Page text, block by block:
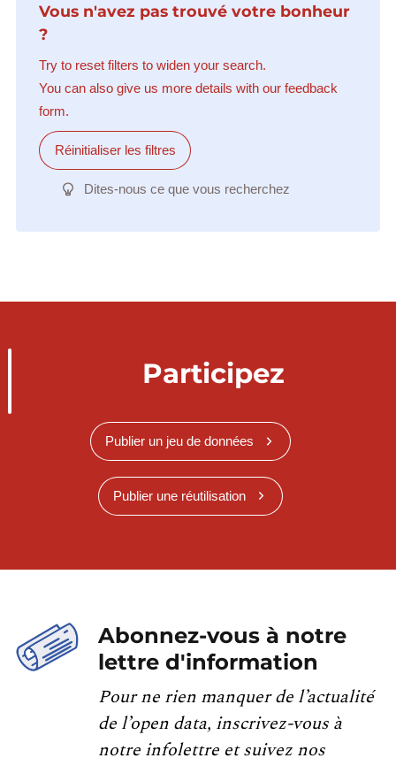
Vous n'avez pas trouvé votre bonheur
?
Try to reset filters to widen your search.
You can also give us more details with our feedback
form.
Réinitialiser les filtres
Dites-nous ce que vous recherchez
Participez
Publier un jeu de données
Publier une réutilisation
Abonnez-vous à notre
lettre d'information
Pour ne rien manquer de l’actualité
de l’open data, inscrivez-vous à
notre infolettre et suivez nos